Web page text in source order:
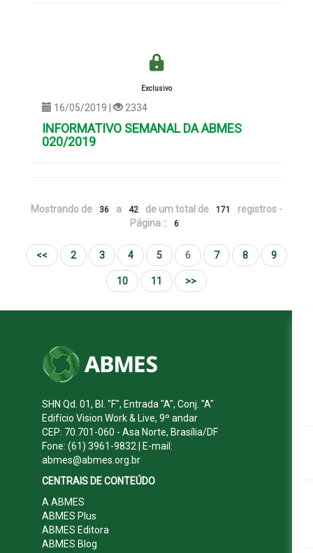
Exclusivo
16/05/2019 | 2334
INFORMATIVO SEMANAL DA ABMES
020/2019
Mostrando de 36 a 42 de um total de 171
registros -
Página ::
6
<< 2 3 4 5 6 7 8 9
10 11 >>
SHN Qd. 01, Bl. "F", Entrada "A", Conj. "A"
Edifício Vision Work & Live, 9º andar
CEP: 70.701-060 - Asa Norte, Brasília/DF
Fone: (61) 3961-9832 | E-mail:
abmes@abmes.org.br
CENTRAIS DE CONTEÚDO
A ABMES
ABMES Plus
ABMES Editora
ABMES Blog